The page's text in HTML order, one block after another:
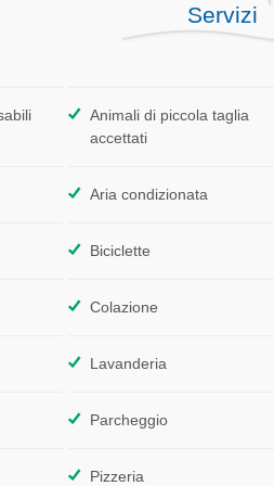
Servizi
Animali di piccola taglia
accettati
Aria condizionata
Biciclette
Colazione
Lavanderia
Parcheggio
Pizzeria